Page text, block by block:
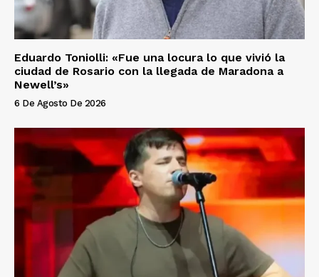
Eduardo Toniolli: «Fue una locura lo que vivió la
ciudad de Rosario con la llegada de Maradona a
Newell’s»
6 De Agosto De 2026